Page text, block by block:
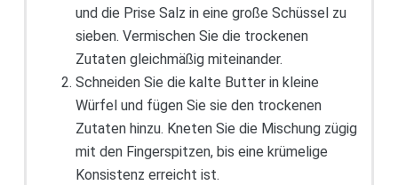
und die Prise Salz in eine große Schüssel zu
sieben. Vermischen Sie die trockenen
Zutaten gleichmäßig miteinander.
Schneiden Sie die kalte Butter in kleine
Würfel und fügen Sie sie den trockenen
Zutaten hinzu. Kneten Sie die Mischung zügig
mit den Fingerspitzen, bis eine krümelige
Konsistenz erreicht ist.